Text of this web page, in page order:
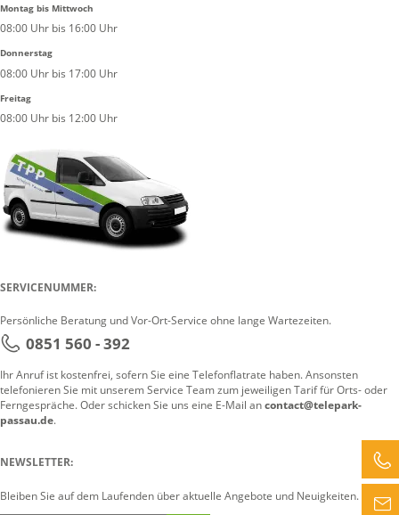
Montag bis Mittwoch
08:00 Uhr bis 16:00 Uhr
Donnerstag
08:00 Uhr bis 17:00 Uhr
Freitag
08:00 Uhr bis 12:00 Uhr
SERVICENUMMER:
Persönliche Beratung und Vor-Ort-Service ohne lange Wartezeiten.
0851 560 - 392
Ihr Anruf ist kostenfrei, sofern Sie eine Telefonflatrate haben. Ansonsten
telefonieren Sie mit unserem Service Team zum jeweiligen Tarif für Orts- oder
Ferngespräche. Oder schicken Sie uns eine E-Mail ancontact@telepark-
passau.de.
NEWSLETTER:
Bleiben Sie auf dem Laufenden über aktuelle Angebote und Neuigkeiten.